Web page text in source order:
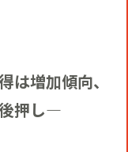
増加傾向、
押し―